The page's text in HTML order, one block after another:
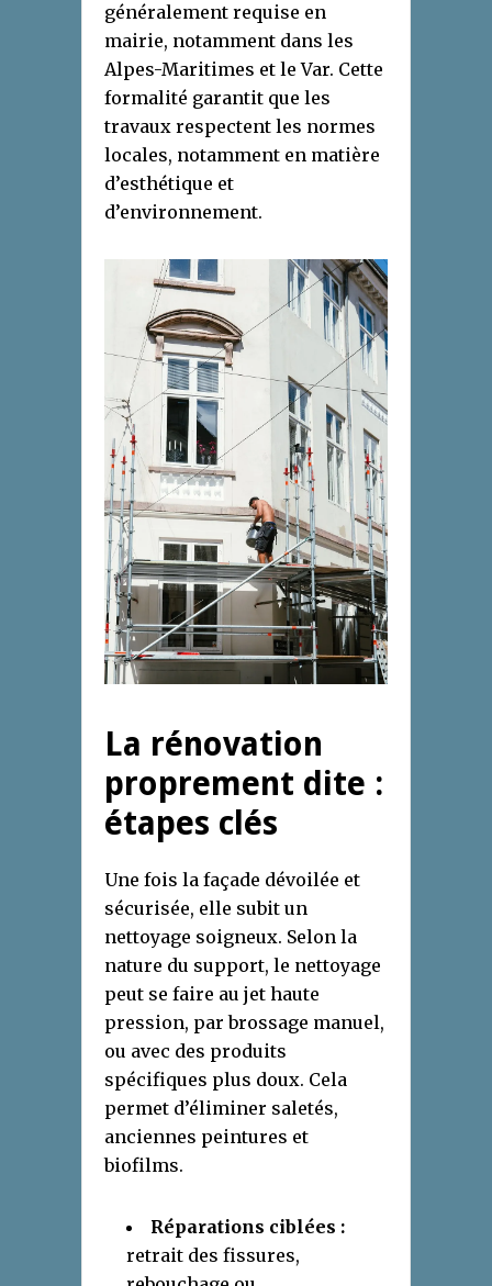
généralement requise en
mairie, notamment dans les
Alpes-Maritimes et le Var. Cette
formalité garantit que les
travaux respectent les normes
locales, notamment en matière
d’esthétique et
d’environnement.
La rénovation
proprement dite :
étapes clés
Une fois la façade dévoilée et
sécurisée, elle subit un
nettoyage soigneux. Selon la
nature du support, le nettoyage
peut se faire au jet haute
pression, par brossage manuel,
ou avec des produits
spécifiques plus doux. Cela
permet d’éliminer saletés,
anciennes peintures et
biofilms.
Réparations ciblées :
retrait des fissures,